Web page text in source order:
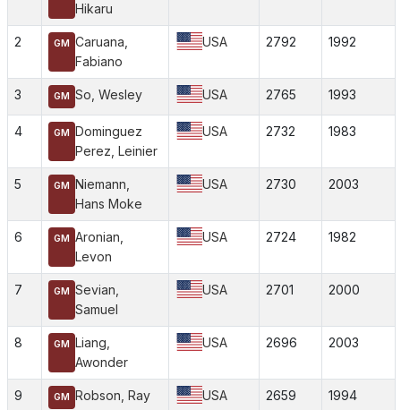
Hikaru
2 GM Caruana,
Fabiano
USA 2792 1992
3 GM So, Wesley USA 2765 1993
4 GM Dominguez
Perez, Leinier
USA 2732 1983
5 GM Niemann,
Hans Moke
USA 2730 2003
6 GM Aronian,
Levon
USA 2724 1982
7 GM Sevian,
Samuel
USA 2701 2000
8 GM Liang,
Awonder
USA 2696 2003
9 GM Robson, Ray USA 2659 1994